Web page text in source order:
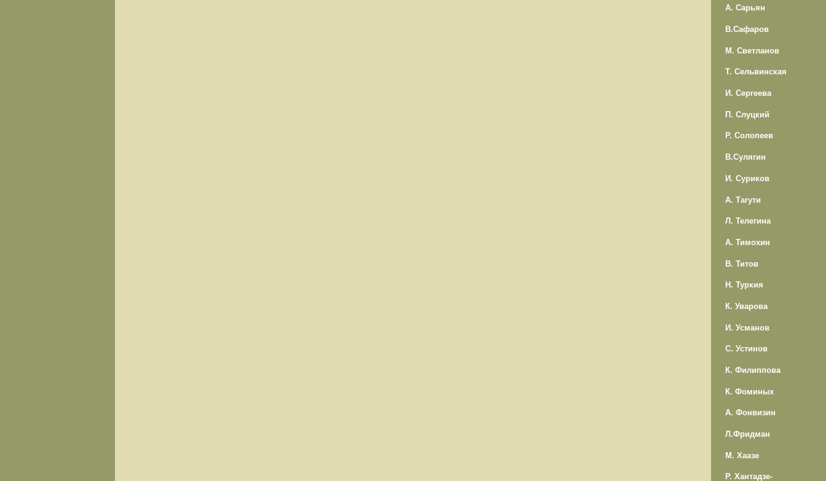
А. Сарьян
В.Сафаров
М. Светланов
Т. Сельвинская
И. Сергеева
П. Слуцкий
Р. Солопеев
В.Сулягин
И. Суриков
А. Тагути
Л. Телегина
А. Тимохин
В. Титов
Н. Туркия
К. Уварова
И. Усманов
С. Устинов
К. Филиппова
К. Фоминых
А. Фонвизин
Л.Фридман
М. Хаазе
Р. Хантадзе-